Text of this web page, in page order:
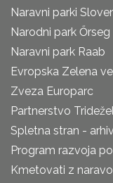
Naravni parki
Narodni park Őrseg
Naravni park Raab
Evropska Zelena
Zveza Europarc
Partnerstvo
Spletna stran - arhiv
Program razvoja
Kmetovati z